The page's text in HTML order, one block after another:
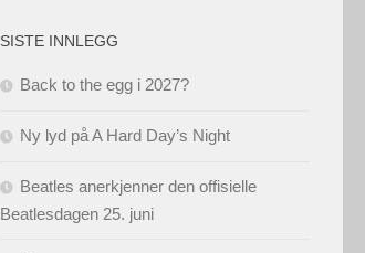
SISTE INNLEGG
Back to the egg i 2027?
Ny lyd på A Hard Day’s Night
Beatles anerkjenner den offisielle
Beatlesdagen 25. juni